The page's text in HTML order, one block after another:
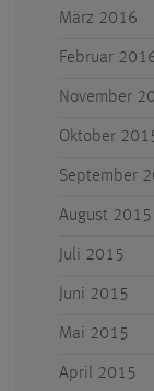
März 2016
Februar
November
Oktober
September
August 2015
Juli 2015
Juni 2015
Mai 2015
April 2015